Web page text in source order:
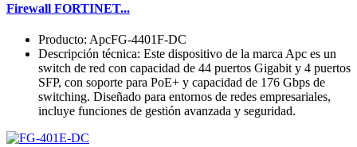
Firewall FORTINET...
Producto: ApcFG-4401F-DC
Descripción técnica: Este dispositivo de la marca Apc es un
switch de red con capacidad de 44 puertos Gigabit y 4 puertos
SFP, con soporte para PoE+ y capacidad de 176 Gbps de
switching. Diseñado para entornos de redes empresariales,
incluye funciones de gestión avanzada y seguridad.